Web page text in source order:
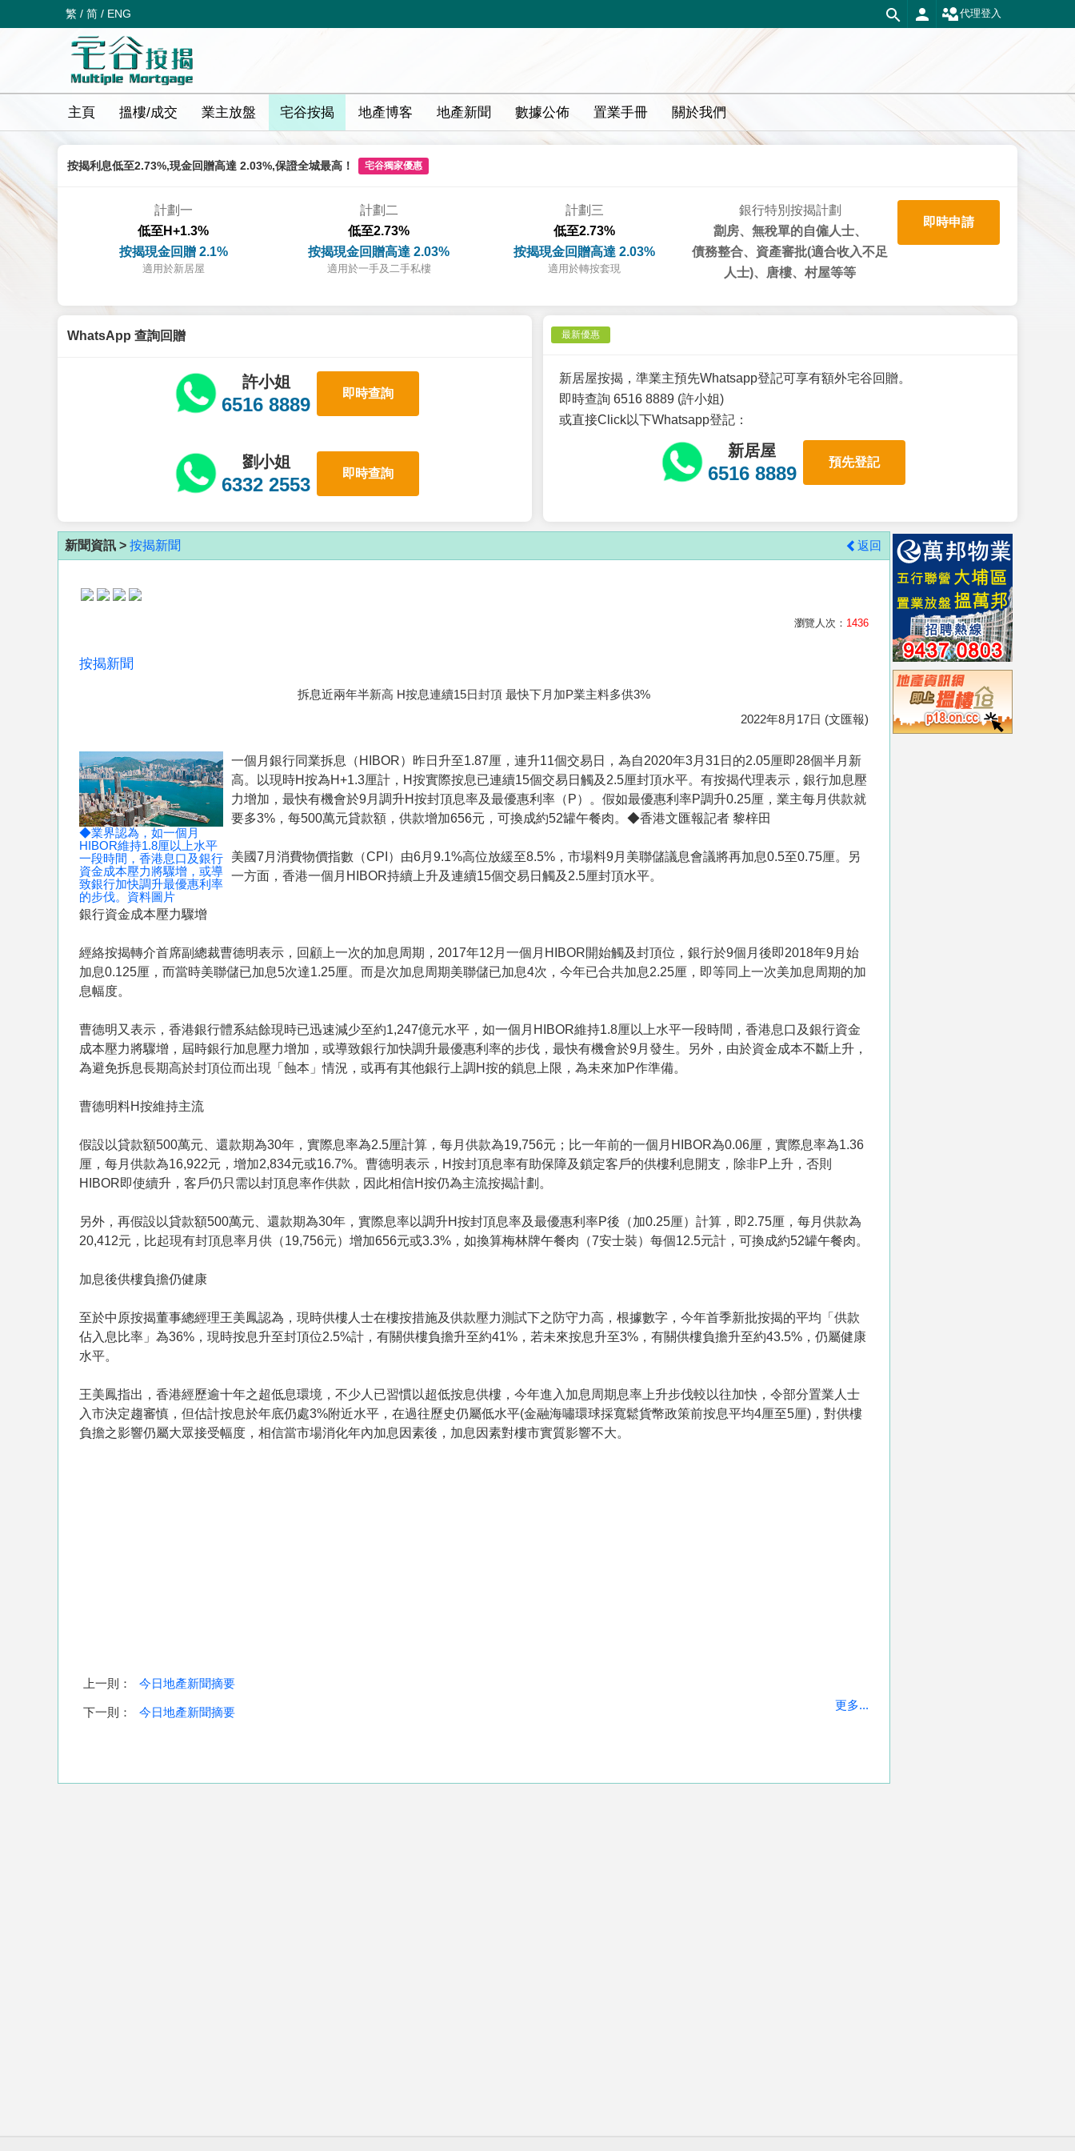
繁 / 简 / ENG 代理登入
主頁 搵樓/成交 業主放盤 宅谷按揭 地產博客 地產新聞 數據公佈 置業手冊 關於我們
按揭利息低至2.73%,現金回贈高達 2.03%,保證全城最高！ 宅谷獨家優惠
計劃一
低至H+1.3%
按揭現金回贈 2.1%
適用於新居屋
計劃二
低至2.73%
按揭現金回贈高達 2.03%
適用於一手及二手私樓
計劃三
低至2.73%
按揭現金回贈高達 2.03%
適用於轉按套現
銀行特別按揭計劃
劏房、無稅單的自僱人士、
債務整合、資產審批(適合收入不足
人士)、唐樓、村屋等等
即時申請
WhatsApp 查詢回贈
許小姐
6516 8889
即時查詢
劉小姐
6332 2553
即時查詢
最新優惠
新居屋按揭，準業主預先Whatsapp登記可享有額外宅谷回贈。
即時查詢 6516 8889 (許小姐)
或直接Click以下Whatsapp登記：
新居屋
6516 8889
預先登記
新聞資訊 > 按揭新聞 返回
瀏覽人次： 1436
按揭新聞
拆息近兩年半新高 H按息連續15日封頂 最快下月加P業主料多供3%
2022年8月17日 (文匯報)
◆業界認為，如一個月
HIBOR維持1.8厘以上水平
一段時間，香港息口及銀行
資金成本壓力將驟增，或導
致銀行加快調升最優惠利率
的步伐。資料圖片
一個月銀行同業拆息（HIBOR）昨日升至1.87厘，連升11個交易日，為自2020年3月31日的2.05厘即28個半月新
高。以現時H按為H+1.3厘計，H按實際按息已連續15個交易日觸及2.5厘封頂水平。有按揭代理表示，銀行加息壓
力增加，最快有機會於9月調升H按封頂息率及最優惠利率（P）。假如最優惠利率P調升0.25厘，業主每月供款就
要多3%，每500萬元貸款額，供款增加656元，可換成約52罐午餐肉。◆香港文匯報記者 黎梓田
美國7月消費物價指數（CPI）由6月9.1%高位放緩至8.5%，市場料9月美聯儲議息會議將再加息0.5至0.75厘。另
一方面，香港一個月HIBOR持續上升及連續15個交易日觸及2.5厘封頂水平。
銀行資金成本壓力驟增
經絡按揭轉介首席副總裁曹德明表示，回顧上一次的加息周期，2017年12月一個月HIBOR開始觸及封頂位，銀行於9個月後即2018年9月始
加息0.125厘，而當時美聯儲已加息5次達1.25厘。而是次加息周期美聯儲已加息4次，今年已合共加息2.25厘，即等同上一次美加息周期的加
息幅度。
曹德明又表示，香港銀行體系結餘現時已迅速減少至約1,247億元水平，如一個月HIBOR維持1.8厘以上水平一段時間，香港息口及銀行資金
成本壓力將驟增，屆時銀行加息壓力增加，或導致銀行加快調升最優惠利率的步伐，最快有機會於9月發生。另外，由於資金成本不斷上升，
為避免拆息長期高於封頂位而出現「蝕本」情況，或再有其他銀行上調H按的鎖息上限，為未來加P作準備。
曹德明料H按維持主流
假設以貸款額500萬元、還款期為30年，實際息率為2.5厘計算，每月供款為19,756元；比一年前的一個月HIBOR為0.06厘，實際息率為1.36
厘，每月供款為16,922元，增加2,834元或16.7%。曹德明表示，H按封頂息率有助保障及鎖定客戶的供樓利息開支，除非P上升，否則
HIBOR即使續升，客戶仍只需以封頂息率作供款，因此相信H按仍為主流按揭計劃。
另外，再假設以貸款額500萬元、還款期為30年，實際息率以調升H按封頂息率及最優惠利率P後（加0.25厘）計算，即2.75厘，每月供款為
20,412元，比起現有封頂息率月供（19,756元）增加656元或3.3%，如換算梅林牌午餐肉（7安士裝）每個12.5元計，可換成約52罐午餐肉。
加息後供樓負擔仍健康
至於中原按揭董事總經理王美鳳認為，現時供樓人士在樓按措施及供款壓力測試下之防守力高，根據數字，今年首季新批按揭的平均「供款
佔入息比率」為36%，現時按息升至封頂位2.5%計，有關供樓負擔升至約41%，若未來按息升至3%，有關供樓負擔升至約43.5%，仍屬健康
水平。
王美鳳指出，香港經歷逾十年之超低息環境，不少人已習慣以超低按息供樓，今年進入加息周期息率上升步伐較以往加快，令部分置業人士
入市決定趨審慎，但估計按息於年底仍處3%附近水平，在過往歷史仍屬低水平(金融海嘯環球採寬鬆貨幣政策前按息平均4厘至5厘)，對供樓
負擔之影響仍屬大眾接受幅度，相信當市場消化年內加息因素後，加息因素對樓市實質影響不大。
上一則： 今日地產新聞摘要
下一則： 今日地產新聞摘要
更多...